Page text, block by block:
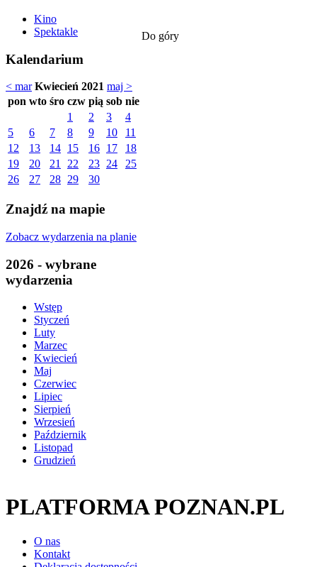
Kino
Spektakle
Kalendarium
< mar Kwiecień 2021 maj >
pon wto śro czw pią sob nie
1
2 3
4
5
6 7 8 9 10
11
12
13 14 15 16 17
18
19
20 21 22 23 24
25
26
27 28 29 30
Znajdź na mapie
Zobacz wydarzenia na planie
2026 - wybrane
wydarzenia
Wstęp
Styczeń
Luty
Marzec
Kwiecień
Maj
Czerwiec
Lipiec
Sierpień
Wrzesień
Październik
Listopad
Grudzień
Do góry
PLATFORMA POZNAN.PL
O nas
Kontakt